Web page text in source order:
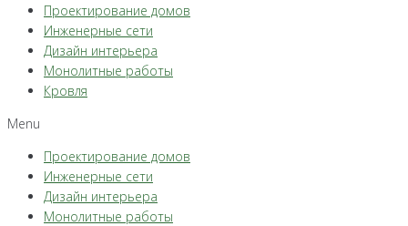
Проектирование домов
Инженерные сети
Дизайн интерьера
Монолитные работы
Кровля
Menu
Проектирование домов
Инженерные сети
Дизайн интерьера
Монолитные работы